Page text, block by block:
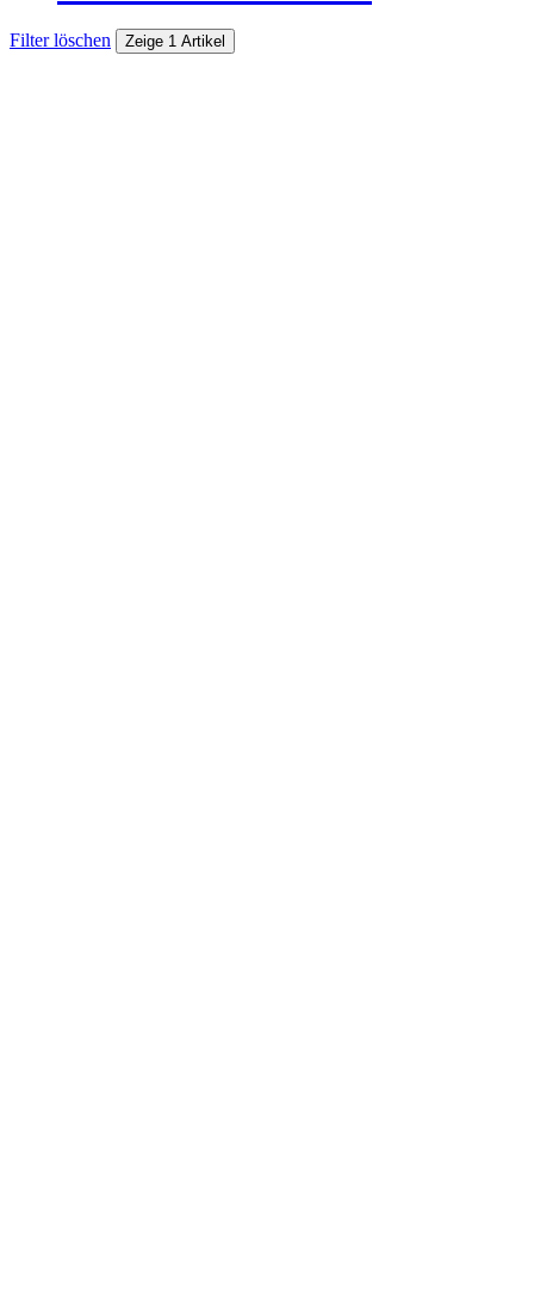
Filter löschen Zeige 1 Artikel